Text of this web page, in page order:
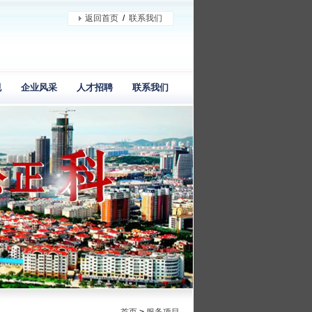
返回首页/ 联系我们
企业风采 人才招聘 联系我们